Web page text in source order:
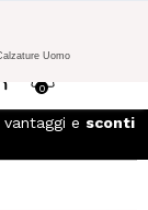
con codice:
0
Uomo
e sconti